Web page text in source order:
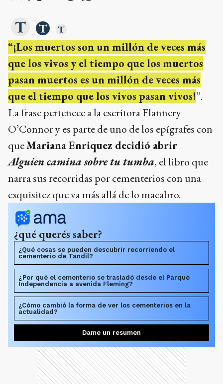
“¡Los muertos son un millón de veces más
que los vivos y el tiempo que los muertos
pasan muertos es un millón de veces más
que el tiempo que los vivos pasan vivos!”.
La frase pertenece a la escritora Flannery
O’Connor y es parte de uno de los epígrafes con
queMariana Enriquez decidió abrir
Alguien camina sobre tu tumba, el libro que
narra sus recorridas por cementerios con una
exquisitez que va más allá de lo macabro.
¿qué querés saber?
¿Qué cosas se pueden descubrir recorriendo el
cementerio de Tandil?
¿Por qué el cementerio se trasladó desde el Parque
Independencia a avenida Fleming?
¿Cómo cambió la forma de ver los cementerios en la
actualidad?
Dame un resumen
Ads